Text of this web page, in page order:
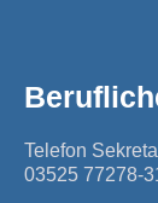
Telefon
03525 77278-